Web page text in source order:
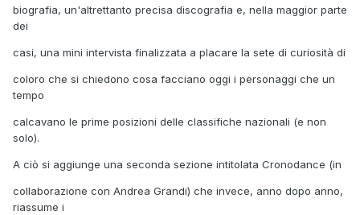
biografia, un'altrettanto precisa discografia e, nella maggior parte
dei
casi, una mini intervista finalizzata a placare la sete di curiosità di
coloro che si chiedono cosa facciano oggi i personaggi che un
tempo
calcavano le prime posizioni delle classifiche nazionali (e non
solo).
A ciò si aggiunge una seconda sezione intitolata Cronodance (in
collaborazione con Andrea Grandi) che invece, anno dopo anno,
riassume i